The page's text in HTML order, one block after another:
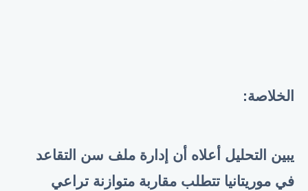
الخلاصة:
يبين التحليل أعلاه أن إدارة ملف سن التقاعد
في موريتانيا تتطلب مقاربة متوازنة تراعي